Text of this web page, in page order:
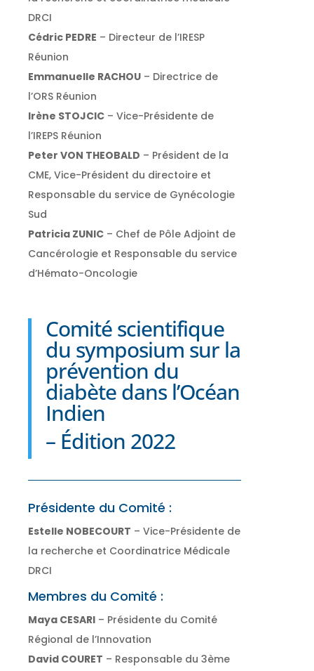
DRCI
Cédric PEDRE – Directeur de l’IRESP
Réunion
Emmanuelle RACHOU – Directrice de
l’ORS Réunion
Irène STOJCIC – Vice-Présidente de
l’IREPS Réunion
Peter VON THEOBALD – Président de la
CME, Vice-Président du directoire et
Responsable du service de Gynécologie
Sud
Patricia ZUNIC – Chef de Pôle Adjoint de
Cancérologie et Responsable du service
d’Hémato-Oncologie
Comité scientifique
du symposium sur la
prévention du
diabète dans l’Océan
Indien
– Édition 2022
Présidente du Comité :
Estelle NOBECOURT – Vice-Présidente de
la recherche et Coordinatrice Médicale
DRCI
Membres du Comité :
Maya CESARI – Présidente du Comité
Régional de l’Innovation
David COURET – Responsable du 3ème